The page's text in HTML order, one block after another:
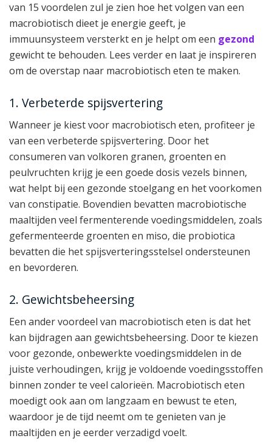
van 15 voordelen zul je zien hoe het volgen van een
macrobiotisch dieet je energie geeft, je
immuunsysteem versterkt en je helpt om een gezond
gewicht te behouden. Lees verder en laat je inspireren
om de overstap naar macrobiotisch eten te maken.
1. Verbeterde spijsvertering
Wanneer je kiest voor macrobiotisch eten, profiteer je
van een verbeterde spijsvertering. Door het
consumeren van volkoren granen, groenten en
peulvruchten krijg je een goede dosis vezels binnen,
wat helpt bij een gezonde stoelgang en het voorkomen
van constipatie. Bovendien bevatten macrobiotische
maaltijden veel fermenterende voedingsmiddelen, zoals
gefermenteerde groenten en miso, die probiotica
bevatten die het spijsverteringsstelsel ondersteunen
en bevorderen.
2. Gewichtsbeheersing
Een ander voordeel van macrobiotisch eten is dat het
kan bijdragen aan gewichtsbeheersing. Door te kiezen
voor gezonde, onbewerkte voedingsmiddelen in de
juiste verhoudingen, krijg je voldoende voedingsstoffen
binnen zonder te veel calorieën. Macrobiotisch eten
moedigt ook aan om langzaam en bewust te eten,
waardoor je de tijd neemt om te genieten van je
maaltijden en je eerder verzadigd voelt.